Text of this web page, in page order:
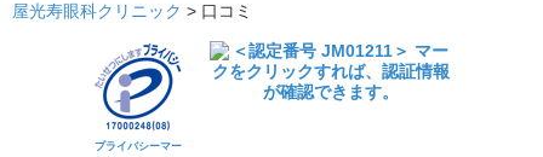
屋光寿眼科クリニック > 口コミ
プライバシーマー